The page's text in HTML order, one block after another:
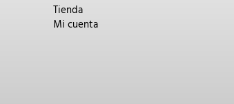
Tienda
Mi cuenta